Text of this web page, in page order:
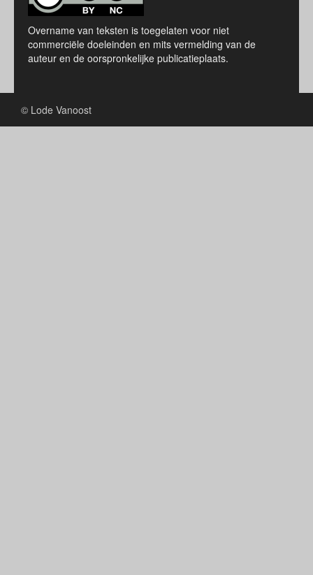
Overname van teksten is toegelaten voor niet
commerciële doeleinden en mits vermelding van de
auteur en de oorspronkelijke publicatieplaats.
© Lode Vanoost